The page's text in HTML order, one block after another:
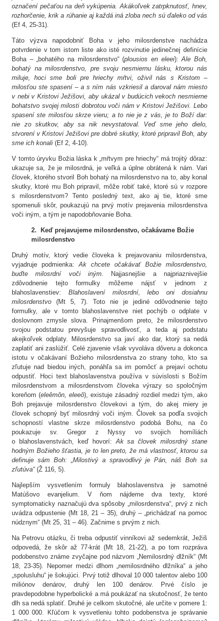
označení pečaťou na deň vykúpenia. Akákoľvek zatrpknutosť, hnev,
rozhorčenie, krik a rúhanie aj každá iná zloba nech sú ďaleko od vás
(Ef 4, 25-31).
Táto výzva napodobniť Boha v jeho milosrdenstve nachádza
potvrdenie v tom istom liste ako isté rozvinutie jedinečnej definície
Boha – „bohatého na milosrdenstvo“ (plousios en eleei):Ale Boh,
bohatý na milosrdenstvo, pre svoju nesmiernu lásku, ktorou nás
miluje, hoci sme boli pre hriechy mŕtvi, oživil nás s Kristom –
milosťou ste spasení – a s ním nás vzkriesil a daroval nám miesto
v nebi v Kristovi Ježišovi, aby ukázal v budúcich vekoch nesmierne
bohatstvo svojej milosti dobrotou voči nám v Kristovi Ježišovi. Lebo
spasení ste milosťou skrze vieru; a to nie je z vás, je to Boží dar:
nie zo skutkov, aby sa nik nevystatoval. Veď sme jeho dielo,
stvorení v Kristovi Ježišovi pre dobré skutky, ktoré pripravil Boh, aby
sme ich konali (Ef 2, 4-10).
V tomto úryvku Božia láska k „mŕtvym pre hriechy“ má trojitý dôraz:
ukazuje sa, že je milosrdná, je veľká a úplne obrátená k nám. Vari
človek, ktorého stvoril Boh bohatý na milosrdenstvo na to, aby konal
skutky, ktoré mu Boh pripravil, môže robiť také, ktoré sú v rozpore
s milosrdenstvom? Tento posledný text, ako aj tie, ktoré sme
spomenuli skôr, poukazujú na prvý motív prejavenia milosrdenstva
voči iným, a tým je napodobňovanie Boha.
2. Keď prejavujeme milosrdenstvo, očakávame Božie
milosrdenstvo
Druhý motív, ktorý vedie človeka k prejavovaniu milosrdenstva,
vyjadruje podmienka:Ak chcete očakávať Božie milosrdenstvo,
buďte milosrdní voči iným.
Najjasnejšie a najpriaznivejšie
zdôvodnenie tejto formulky môžeme nájsť v jednom z
blahoslavenstiev: Blahoslavení milosrdní, lebo oni dosiahnu
milosrdenstvo (Mt 5, 7). Toto nie je jediné odôvodnenie tejto
formulky, ale v tomto blahoslavenstve niet pochýb o odplate v
doslovnom zmysle slova. Prinajmenšom preto, že milosrdenstvo
svojou podstatou prevyšuje spravodlivosť, a teda aj podstatu
akejkoľvek odplaty. Milosrdenstvo sa javí ako dar, ktorý sa nedá
zaplatiť ani zaslúžiť. Celé zjavenie však vyvoláva dôveru a dokonca
istotu v očakávaní Božieho milosrdenstva zo strany toho, kto sa
zľutuje nad biedou iných, ponáhľa sa im pomôcť a prejaví ochotu
odpustiť. Hoci text blahoslavenstva používa v súvislosti s Božím
milosrdenstvom a milosrdenstvom človeka výrazy so spoločným
koreňom (eleêmôn, eleeô), existuje zásadný rozdiel medzi tým, ako
Boh prejavuje milosrdenstvo človekovi a tým, do akej miery je
človek schopný byť milosrdný voči iným. Človek sa podľa svojich
schopností vlastne skrze milosrdenstvo podobá Bohu, na čo
poukazuje sv. Gregor z Nyssy vo svojich homíliách
o blahoslavenstvách, keď hovorí:Ak sa človek milosrdný stane
hodným Božieho šťastia, je to len preto, že má vlastnosť, ktorou sa
definuje sám Boh: „Milostivý a spravodlivý je Pán, náš Boh sa
zľutúva“ (Ž 116, 5).
Najlepším vysvetlením formuly blahoslavenstva je samotné
Matúšovo evanjelium. V ňom nájdeme dva texty, ktoré
symptomaticky naznačujú dva spôsoby „milosrdenstva“, prvý z nich
uvádza odpustenie (Mt 18, 21 – 35), druhý – „prichádzať na pomoc
núdznym“ (Mt 25, 31 – 46). Začnime s prvým z nich.
Na Petrovu otázku, či treba odpustiť vinníkovi až sedemkrát, Ježiš
odpovedá, že skôr až 77-krát (Mt 18, 21-22), a po tom rozpráva
podobenstvo známe zvyčajne pod názvom „Nemilosrdný dlžník“ (Mt
18, 23-35). Nepomer medzi dlhom „nemilosrdného dlžníka“ a jeho
„spolusluhu“ je šokujúci. Prvý totiž dlhoval 10 000 talentov alebo 100
miliónov denárov, druhý len 100 denárov. Prvé číslo je
pravdepodobne hyperbolické a má poukázať na skutočnosť, že tento
dlh sa nedá splatiť. Druhé je celkom skutočné, ale určite v pomere 1:
1 000 000. Kľúčom k vysvetleniu tohto podobenstva je správanie